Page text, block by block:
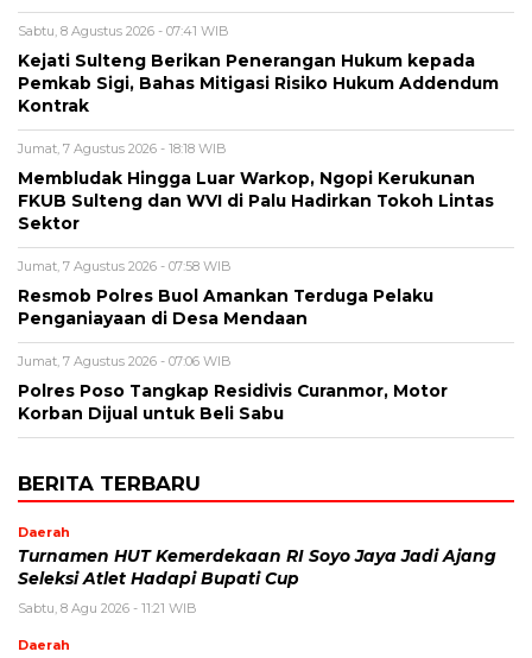
Sabtu, 8 Agustus 2026 - 07:41 WIB
Kejati Sulteng Berikan Penerangan Hukum kepada
Pemkab Sigi, Bahas Mitigasi Risiko Hukum Addendum
Kontrak
Jumat, 7 Agustus 2026 - 18:18 WIB
Membludak Hingga Luar Warkop, Ngopi Kerukunan
FKUB Sulteng dan WVI di Palu Hadirkan Tokoh Lintas
Sektor
Jumat, 7 Agustus 2026 - 07:58 WIB
Resmob Polres Buol Amankan Terduga Pelaku
Penganiayaan di Desa Mendaan
Jumat, 7 Agustus 2026 - 07:06 WIB
Polres Poso Tangkap Residivis Curanmor, Motor
Korban Dijual untuk Beli Sabu
BERITA TERBARU
Daerah
Turnamen HUT Kemerdekaan RI Soyo Jaya Jadi Ajang
Seleksi Atlet Hadapi Bupati Cup
Sabtu, 8 Agu 2026 - 11:21 WIB
Daerah